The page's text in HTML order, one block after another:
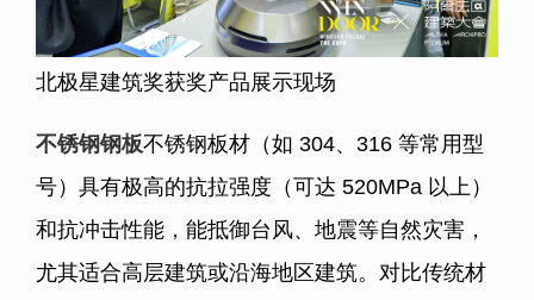
北极星建筑奖获奖产品展示现场
不锈钢钢板不锈钢板材（如 304、 316 等常用型
号）具有极高的抗拉强度（可达 520MPa 以上）
和抗冲击性能，能抵御台风、地震等自然灾害，
尤其适合高层建筑或沿海地区建筑。对比传统材